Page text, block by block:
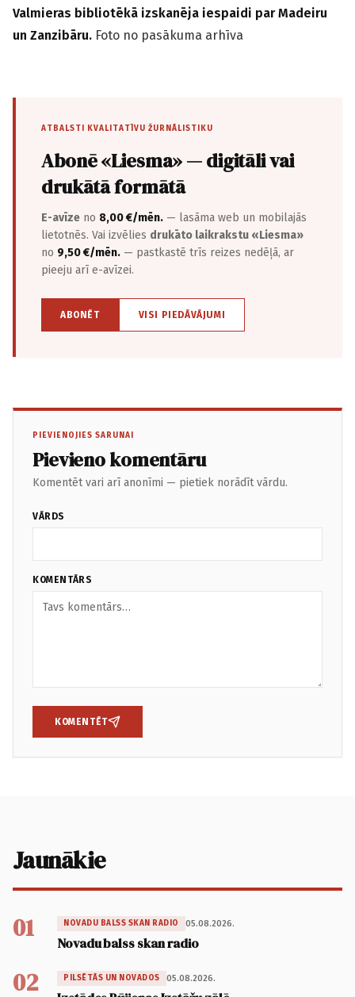
Valmieras bibliotēkā izskanēja iespaidi par Madeiru
un Zanzibāru. Foto no pasākuma arhīva
ATBALSTI KVALITATĪVU ŽURNĀLISTIKU
Abonē «Liesma» — digitāli vai
drukātā formātā
E-avīze no 8,00 €/mēn. — lasāma web un mobilajās
lietotnēs. Vai izvēlies drukāto laikrakstu «Liesma»
no 9,50 €/mēn. — pastkastē trīs reizes nedēļā, ar
pieeju arī e-avīzei.
ABONĒT VISI PIEDĀVĀJUMI
PIEVIENOJIES SARUNAI
Pievieno komentāru
Komentēt vari arī anonīmi — pietiek norādīt vārdu.
VĀRDS
KOMENTĀRS
KOMENTĒT
Jaunākie
01 NOVADU BALSS SKAN RADIO 05.08.2026.
Novadu balss skan radio
02 PILSĒTĀS UN NOVADOS 05.08.2026.